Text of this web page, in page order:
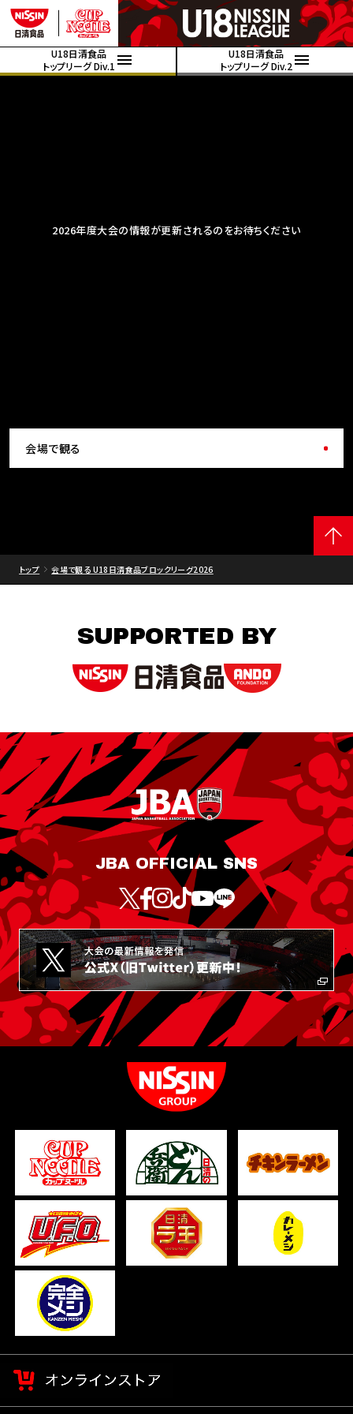
U18日清食品
トップリーグ Div.1
U18日清食品
トップリーグ Div.2
2026年度大会の情報が更新されるのをお待ちください
会場で観る
トップ 会場で観る U18日清食品ブロックリーグ2026
SUPPORTED BY
JBA OFFICIAL SNS